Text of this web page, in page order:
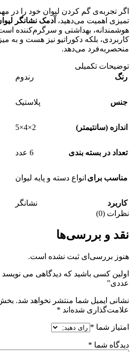
اگر تجربه‌ی گم کردن لیوان خود را در
تمیزی اهمیت می‌دهید، آدمک نشانگر لیوان ۶
هوشمندانه، بهداشتی و سرگرم‌کننده
کاربردی، بلکه دکوراتیو نیز هست و به
منحصر‌به‌فرد می‌دهد.
توضیحات تکمیلی
رنگ
رندوم
جنس پلاستیک
اندازه (سانتیمتر) 2×4×5
تعداد در بسته بندی 6 عدد
مناسب برای انواع دسته و پایه لیوان
کاربرد
نشانگر
نظرات (0)
نقد و بررسی‌ها
هنوز بررسی‌ای ثبت نشده است.
اولین کسی باشید که دیدگاهی می
عددی”
نشانی ایمیل شما منتشر نخواهد شد.
علامت‌گذاری شده‌اند *
امتیاز شما *
دیدگاه شما *